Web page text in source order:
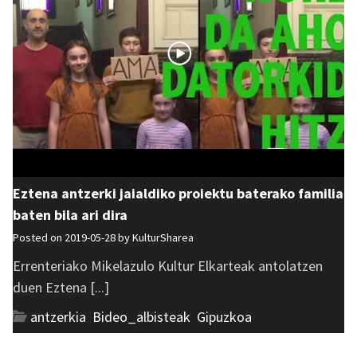
Eztena antzerki jaialdiko proiektu baterako familia
baten bila ari dira
Posted on 2019-05-28 byKulturSharea
Errenteriako Mikelazulo Kultur Elkarteak antolatzen
duen Eztena [...]
antzerkia Bideo_albisteak Gipuzkoa